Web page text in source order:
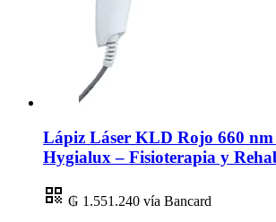
Lápiz Láser KLD Rojo 660
Hygialux – Fisioterapia y
₲ 1.551.240 vía Bancard